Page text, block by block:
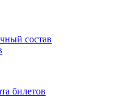
состав
билетов